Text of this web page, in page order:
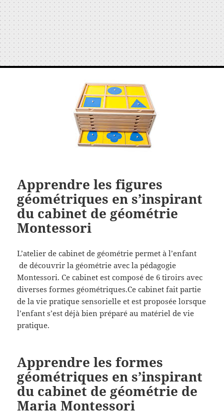
Apprendre les figures
géométriques en s’inspirant
du cabinet de géométrie
Montessori
L’atelier de cabinet de géométrie permet à l’enfant
de découvrir la géométrie avec la pédagogie
Montessori. Ce cabinet est composé de 6 tiroirs avec
diverses formes géométriques.Ce cabinet fait partie
de la vie pratique sensorielle et est proposée lorsque
l’enfant s’est déjà bien préparé au matériel de vie
pratique.
Apprendre les formes
géométriques en s’inspirant
du cabinet de géométrie de
Maria Montessori